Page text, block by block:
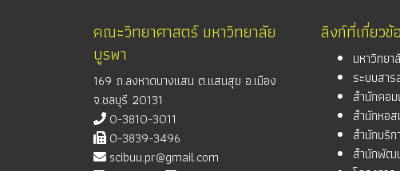
คณะวิทยาศาสตร์ มหาวิทยาลัย
บูรพา
169 ถ.ลงหาดบางแสน ต.แสนสุข อ.เมือง
จ.ชลบุรี 20131
0-3810-3011
0-3839-3496
scibuu.pr@gmail.com
ลิงก์ที่เกี่ยวข้
มหาวิทยา
ระบบสา
สำนักคอ
สำนักหอ
สำนักบริก
สำนักพัฒ